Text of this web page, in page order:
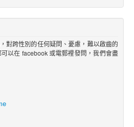
對跨性別的任何疑問、憂慮，難以啟齒的
以在 facebook 或電郵裡發問，我們會盡